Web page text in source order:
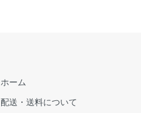
ホーム
配送・送料について